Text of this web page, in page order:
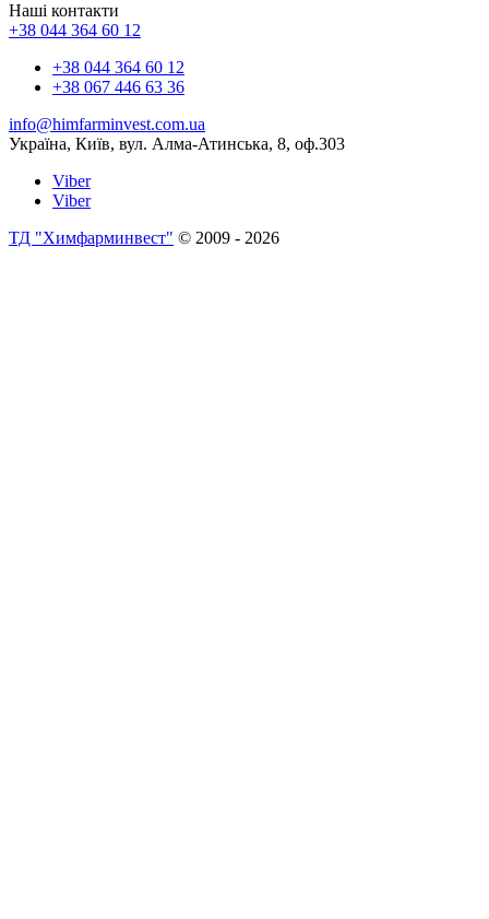
Наші контакти
+38 044 364 60 12
+38 044 364 60 12
+38 067 446 63 36
info@himfarminvest.com.ua
Україна, Київ, вул. Алма-Атинська, 8, оф.303
Viber
Viber
ТД "Химфарминвест" © 2009 - 2026